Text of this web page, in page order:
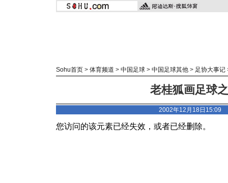
Sohu首页 > 体育频道 > 中国足球 > 中国足球其他 > 足协大事记
老桂狐画足球
2002年12月18日15:09